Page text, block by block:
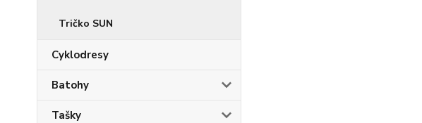
Tričko SUN
Cyklodresy
Batohy
Tašky